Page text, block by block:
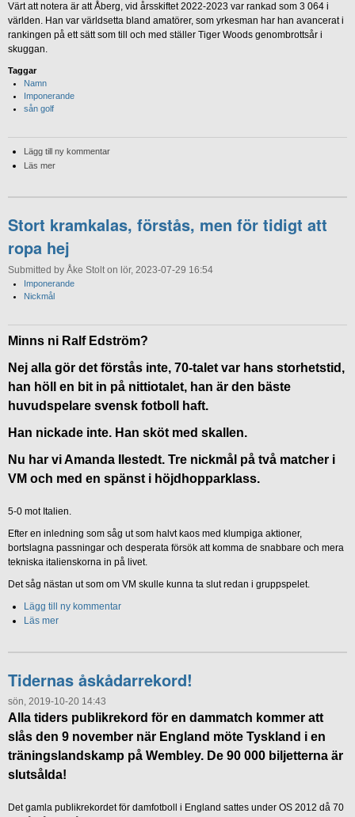
Värt att notera är att Åberg, vid årsskiftet 2022-2023 var rankad som 3 064 i
världen. Han var världsetta bland amatörer, som yrkesman har han avancerat i
rankingen på ett sätt som till och med ställer Tiger Woods genombrottsår i
skuggan.
Taggar
Namn
Imponerande
sån golf
Lägg till ny kommentar
Läs mer
Stort kramkalas, förstås, men för tidigt att
ropa hej
Submitted by Åke Stolt on lör, 2023-07-29 16:54
Imponerande
Nickmål
Minns ni Ralf Edström?
Nej alla gör det förstås inte, 70-talet var hans storhetstid,
han höll en bit in på nittiotalet, han är den bäste
huvudspelare svensk fotboll haft.
Han nickade inte. Han sköt med skallen.
Nu har vi Amanda Ilestedt. Tre nickmål på två matcher i
VM och med en spänst i höjdhopparklass.
5-0 mot Italien.
Efter en inledning som såg ut som halvt kaos med klumpiga aktioner,
bortslagna passningar och desperata försök att komma de snabbare och mera
tekniska italienskorna in på livet.
Det såg nästan ut som om VM skulle kunna ta slut redan i gruppspelet.
Lägg till ny kommentar
Läs mer
Tidernas åskådarrekord!
sön, 2019-10-20 14:43
Alla tiders publikrekord för en dammatch kommer att
slås den 9 november när England möte Tyskland i en
träningslandskamp på Wembley. De 90 000 biljetterna är
slutsålda!
Det gamla publikrekordet för damfotboll i England sattes under OS 2012 då 70